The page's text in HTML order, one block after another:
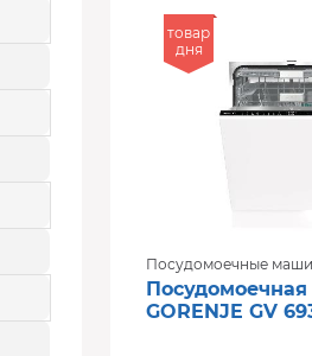
товар
дня
Посудомоечные
GORENJE GV